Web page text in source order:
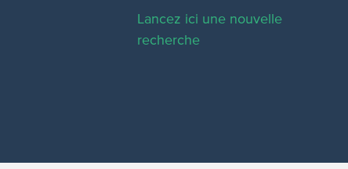
Lancez ici une nouvelle
recherche